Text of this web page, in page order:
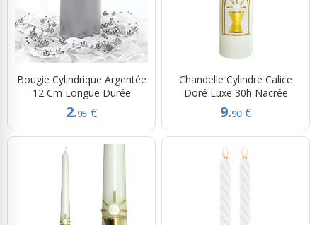
Bougie Cylindrique Argentée
12 Cm Longue Durée
2.95 €
Chandelle Cylindre Calice
Doré Luxe 30h Nacrée
9.90 €